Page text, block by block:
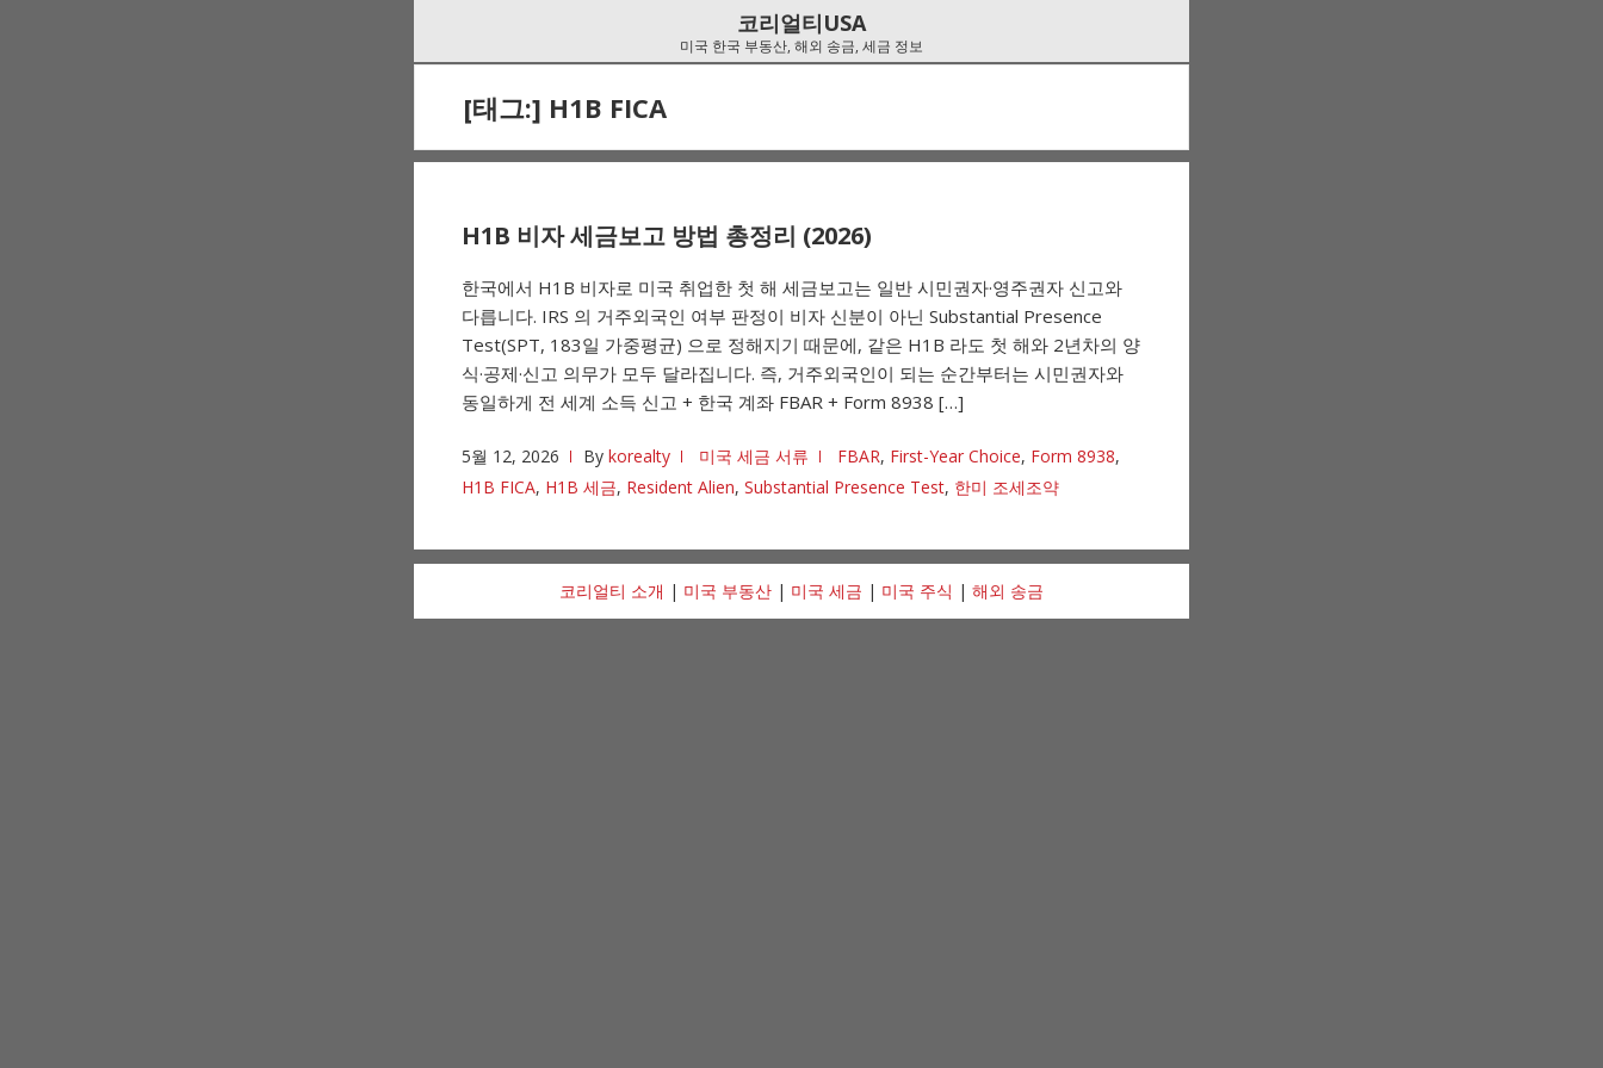
코리얼티USA
미국 한국 부동산, 해외 송금, 세금 정보
[태그:] H1B FICA
H1B 비자 세금보고 방법 총정리 (2026)
한국에서 H1B 비자로 미국 취업한 첫 해 세금보고는 일반 시민권자·영주권자 신고와
다릅니다. IRS 의 거주외국인 여부 판정이 비자 신분이 아닌 Substantial Presence
Test(SPT, 183일 가중평균) 으로 정해지기 때문에, 같은 H1B 라도 첫 해와 2년차의 양
식·공제·신고 의무가 모두 달라집니다. 즉, 거주외국인이 되는 순간부터는 시민권자와
동일하게 전 세계 소득 신고 + 한국 계좌 FBAR + Form 8938 […]
5월 12, 2026 By korealty 미국 세금 서류 FBAR, First-Year Choice, Form 8938,
H1B FICA, H1B 세금, Resident Alien, Substantial Presence Test, 한미 조세조약
코리얼티 소개 | 미국 부동산 | 미국 세금 | 미국 주식 | 해외 송금